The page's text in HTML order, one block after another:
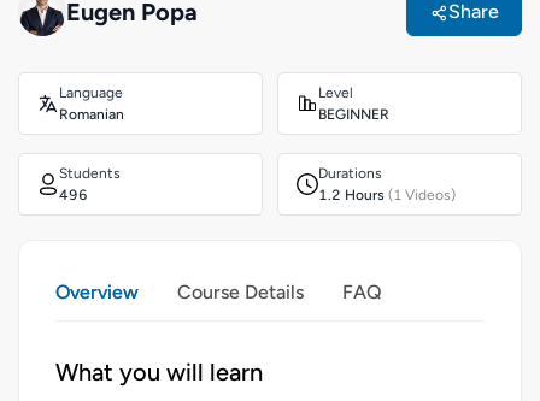
Eugen Popa Share
Language
Romanian
Level
BEGINNER
Students
496
Durations
1.2 Hours (1 Videos)
Overview Course Details FAQ
What you will learn